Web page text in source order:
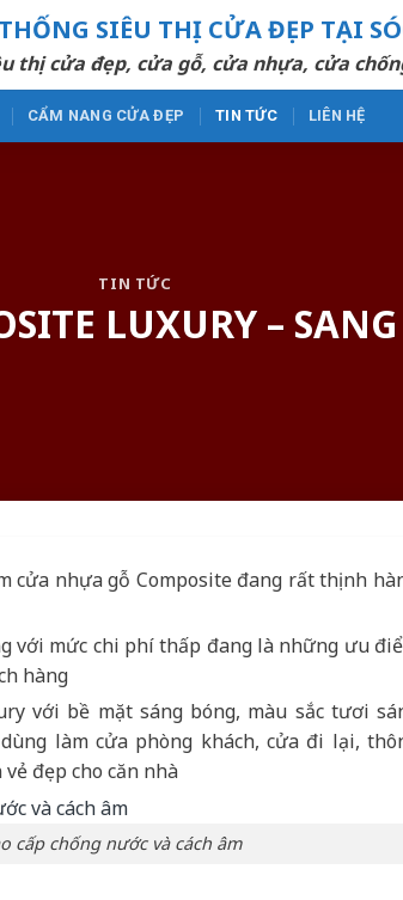
SIÊU THỊ CỬA ĐẸP TẠI
thị cửa đẹp, cửa gỗ, cửa nhựa, cửa
CẨM NANG CỬA ĐẸP TIN TỨC LIÊN HỆ
TIN TỨC
LUXURY –
cửa nhựa gỗ Composite đang rất thịnh
với mức chi phí thấp đang là những ưu
hàng
với bề mặt sáng bóng, màu sắc tươi
làm cửa phòng khách, cửa đi lại,
đẹp cho căn nhà
cấp chống nước và cách âm